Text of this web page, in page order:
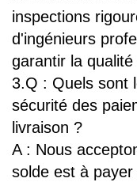
inspections
d'ingénieurs
garantir la
3.Q : Quels sont
sécurité des
livraison ?
A : Nous
solde est à